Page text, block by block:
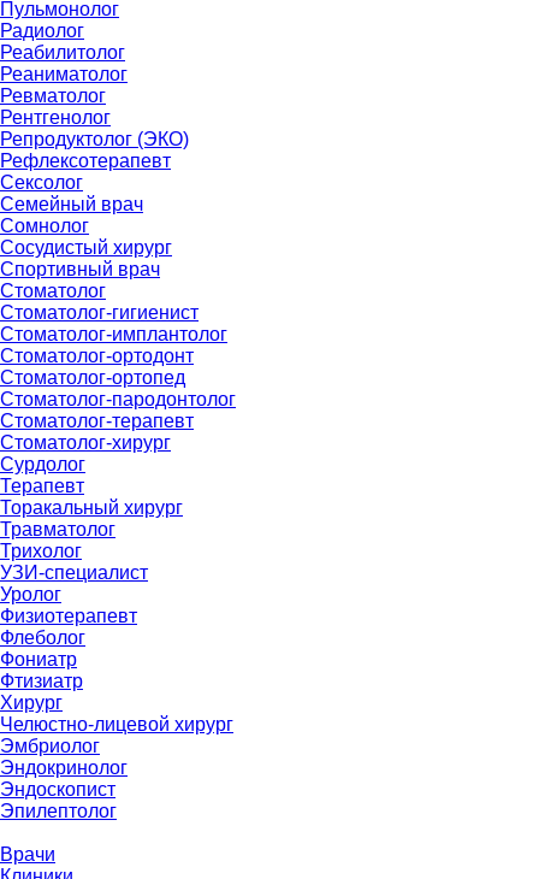
Пульмонолог
Радиолог
Реабилитолог
Реаниматолог
Ревматолог
Рентгенолог
Репродуктолог (ЭКО)
Рефлексотерапевт
Сексолог
Семейный врач
Сомнолог
Сосудистый хирург
Спортивный врач
Стоматолог
Стоматолог-гигиенист
Стоматолог-имплантолог
Стоматолог-ортодонт
Стоматолог-ортопед
Стоматолог-пародонтолог
Стоматолог-терапевт
Стоматолог-хирург
Сурдолог
Терапевт
Торакальный хирург
Травматолог
Трихолог
УЗИ-специалист
Уролог
Физиотерапевт
Флеболог
Фониатр
Фтизиатр
Хирург
Челюстно-лицевой хирург
Эмбриолог
Эндокринолог
Эндоскопист
Эпилептолог
Врачи